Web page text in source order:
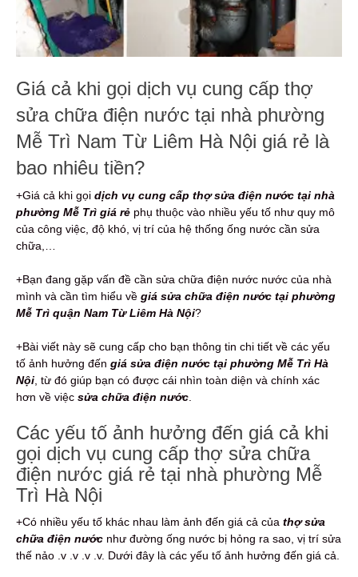
Giá cả khi gọi dịch vụ cung cấp thợ
sửa chữa điện nước tại nhà phường
Mễ Trì Nam Từ Liêm Hà Nội giá rẻ là
bao nhiêu tiền?
+Giá cả khi gọi dịch vụ cung cấp thợ sửa điện nước tại nhà
phường Mễ Trì giá rẻ phụ thuộc vào nhiều yếu tố như quy mô
của công việc, độ khó, vị trí của hệ thống ống nước cần sửa
chữa,…
+Bạn đang gặp vấn đề cần sửa chữa điện nước nước của nhà
mình và cần tìm hiểu về giá sửa chữa điện nước tại phường
Mễ Trì quận Nam Từ Liêm Hà Nội?
+Bài viết này sẽ cung cấp cho bạn thông tin chi tiết về các yếu
tố ảnh hưởng đến giá sửa điện nước tại phường Mễ Trì Hà
Nội , từ đó giúp bạn có được cái nhìn toàn diện và chính xác
hơn về việc sửa chữa điện nước
Các yếu tố ảnh hưởng đến giá cả khi
gọi dịch vụ cung cấp thợ sửa chữa
điện nước giá rẻ tại nhà phường Mễ
Trì Hà Nội
+Có nhiều yếu tố khác nhau làm ảnh đến giá cả của thợ sửa
chữa điện nước như đường ống nước bị hỏng ra sao, vị trí sửa
thế nảo .v .v .v .v. Dưới đây là các yếu tố ảnh hưởng đến giá cả.